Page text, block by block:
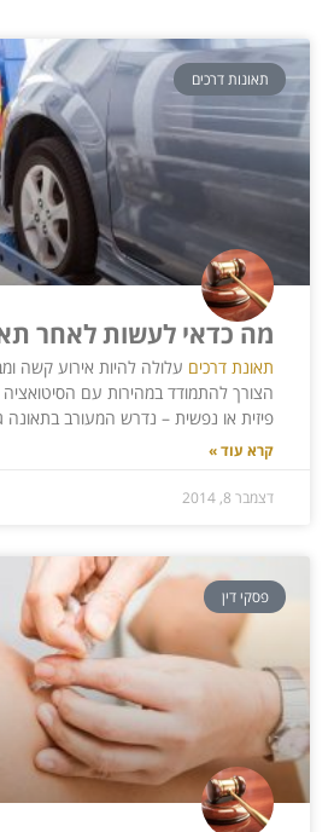
תאונות דרכים
מה כדאי לעשות לאחר
תאונת דרכים עלולה להיות אירוע קשה
הצורך להתמודד במהירות עם
פיזית או נפשית – נדרש המעורב בתאונה
קרא עוד »
דצמבר 8, 2014
פסקי דין